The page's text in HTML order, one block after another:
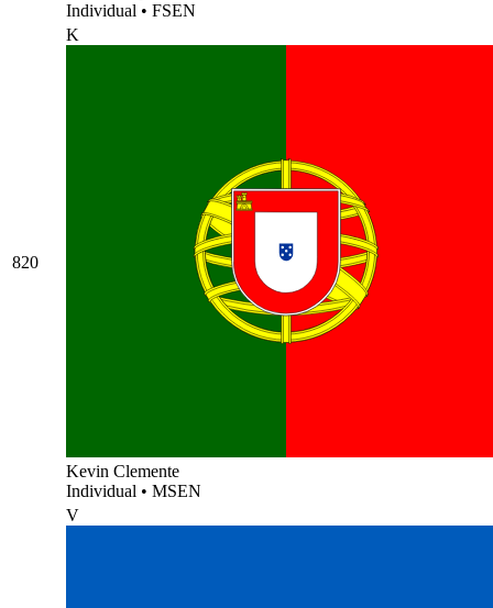
Individual • FSEN
820
K
Kevin Clemente
Individual • MSEN
V